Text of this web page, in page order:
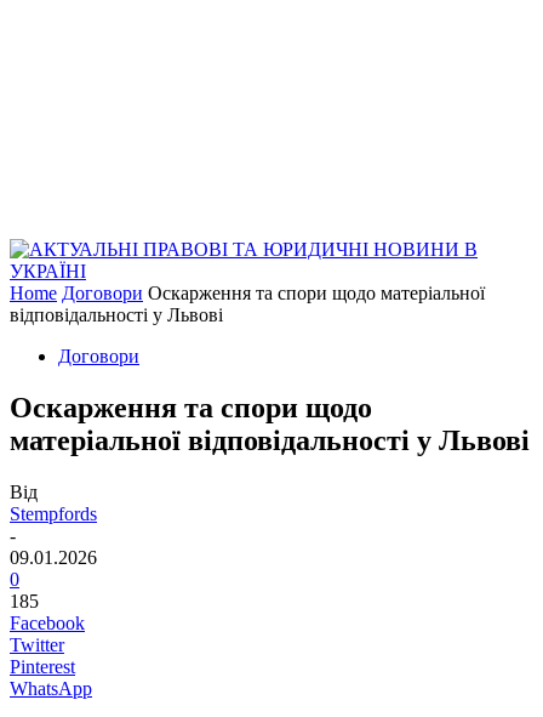
Home Договори Оскарження та спори щодо матеріальної
відповідальності у Львові
Договори
Оскарження та спори щодо
матеріальної відповідальності у Львові
Від
Stempfords
-
09.01.2026
0
185
Facebook
Twitter
Pinterest
WhatsApp